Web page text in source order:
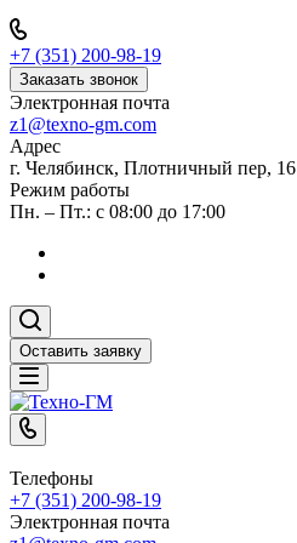
+7 (351) 200-98-19
Заказать звонок
Электронная почта
z1@texno-gm.com
Адрес
г. Челябинск, Плотничный пер, 16
Режим работы
Пн. – Пт.: с 08:00 до 17:00
Оставить заявку
Телефоны
+7 (351) 200-98-19
Электронная почта